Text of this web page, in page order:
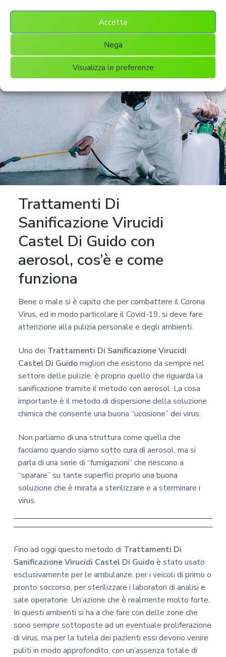
Accetta
Nega
Visualizza le preferenze
Trattamenti Di
Sanificazione Virucidi
Castel Di Guido con
aerosol, cos’è e come
funziona
Bene o male si è capito che per combattere il Corona
Virus, ed in modo particolare il Covid-19, si deve fare
attenzione alla pulizia personale e degli ambienti.
Uno dei Trattamenti Di Sanificazione Virucidi
Castel Di Guidomigliori che esistono da sempre nel
settore delle pulizie, è proprio quello che riguarda la
sanificazione tramite il metodo con aerosol. La cosa
importante è il metodo di dispersione della soluzione
chimica che consente una buona “uccisione” dei virus.
Non parliamo di una struttura come quella che
facciamo quando siamo sotto cura di aerosol, ma si
parla di una serie di “fumigazioni” che riescono a
“sparare” su tante superfici proprio una buona
soluzione che è mirata a sterilizzare e a sterminare i
virus.
Fino ad oggi questo metodo di Trattamenti Di
Sanificazione Virucidi Castel Di Guidoè stato usato
esclusivamente per le ambulanze, per i veicoli di primo o
pronto soccorso, per sterilizzare i laboratori di analisi e
sale operatorie. Un’azione che è realmente molto forte.
In questi ambienti si ha a che fare con delle zone che
sono sempre sottoposte ad un eventuale proliferazione
di virus, ma per la tutela dei pazienti essi devono venire
puliti in modo approfondito, con un’assenza totale di